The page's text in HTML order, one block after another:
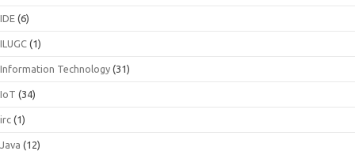
IDE (6)
ILUGC (1)
Information Technology (31)
IoT (34)
irc (1)
Java (12)